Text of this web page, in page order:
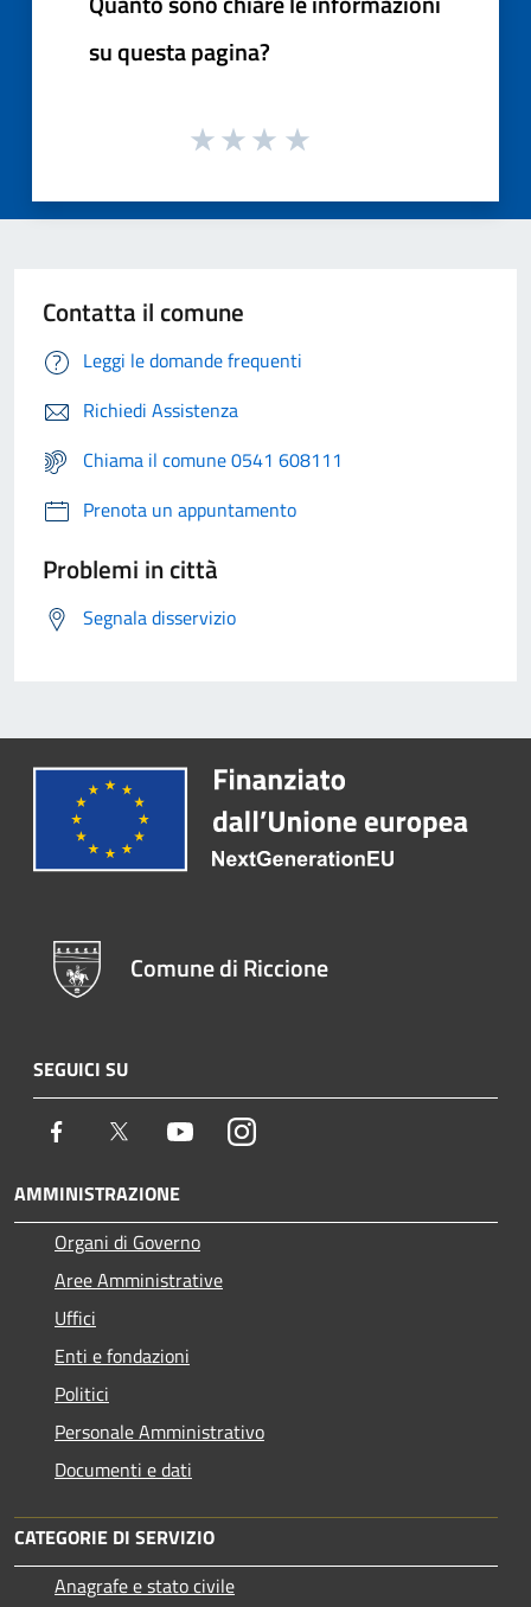
su questa pagina?
Contatta il comune
Leggi le domande frequenti
Richiedi Assistenza
Chiama il comune 0541 608111
Prenota un appuntamento
Problemi in città
Segnala disservizio
Comune di Riccione
SEGUICI SU
Facebook Twitter YoutubeInstagram
AMMINISTRAZIONE
Organi di Governo
Aree Amministrative
Uffici
Enti e fondazioni
Politici
Personale Amministrativo
Documenti e dati
CATEGORIE DI SERVIZIO
Anagrafe e stato civile